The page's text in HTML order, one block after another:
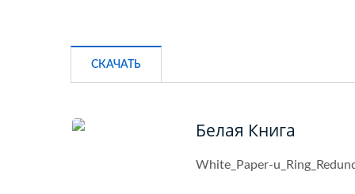
СКАЧАТЬ
Белая Книга
White_Paper-